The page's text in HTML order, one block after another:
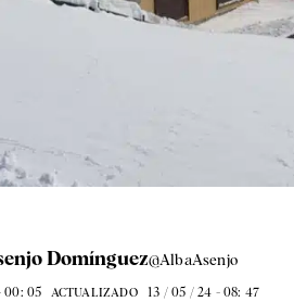
Domínguez@AlbaAsenjo
00: 05 ACTUALIZADO 13 / 05 / 24 - 08: 47